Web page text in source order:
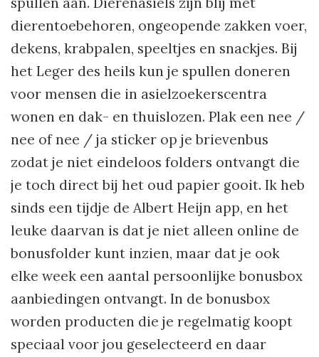
dierentoebehoren, ongeopende zakken voer,
dekens, krabpalen, speeltjes en snackjes. Bij
het Leger des heils kun je spullen doneren
voor mensen die in asielzoekerscentra
wonen en dak- en thuislozen. Plak een nee /
nee of nee / ja sticker op je brievenbus
zodat je niet eindeloos folders ontvangt die
je toch direct bij het oud papier gooit. Ik heb
sinds een tijdje de Albert Heijn app, en het
leuke daarvan is dat je niet alleen online de
bonusfolder kunt inzien, maar dat je ook
elke week een aantal persoonlijke bonusbox
aanbiedingen ontvangt. In de bonusbox
worden producten die je regelmatig koopt
speciaal voor jou geselecteerd en daar